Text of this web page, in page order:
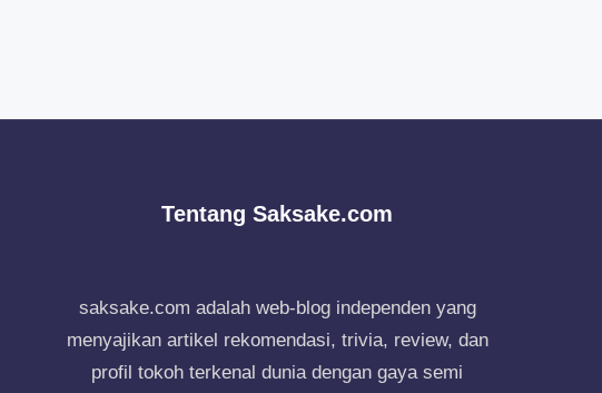
Tentang Saksake.com
saksake.com adalah web-blog independen yang
menyajikan artikel rekomendasi, trivia, review, dan
profil tokoh terkenal dunia dengan gaya semi